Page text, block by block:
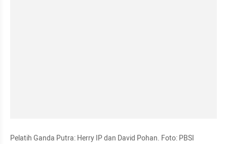
Pelatih Ganda Putra: Herry IP dan David Pohan. Foto: PBSI